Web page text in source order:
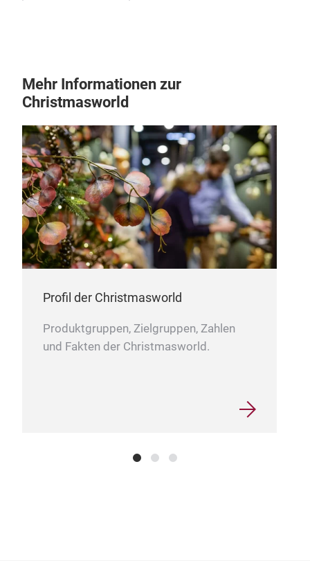
Mehr Informationen zur
Christmasworld
Profil der Christmasworld
Produktgruppen, Zielgruppen, Zahlen
und Fakten der Christmasworld.